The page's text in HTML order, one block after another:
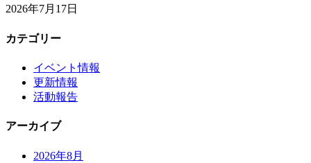
2026年7月17日
カテゴリー
イベント情報
更新情報
活動報告
アーカイブ
2026年8月